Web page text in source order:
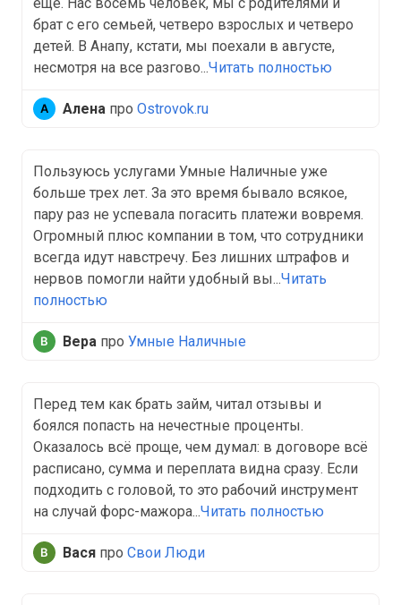
брат с его семьей, четверо взрослых и четверо
детей. В Анапу, кстати, мы поехали в августе,
несмотря на все разгово...Читать полностью
Алена про Ostrovok.ru
Пользуюсь услугами Умные Наличные уже
больше трех лет. За это время бывало всякое,
пару раз не успевала погасить платежи вовремя.
Огромный плюс компании в том, что сотрудники
всегда идут навстречу. Без лишних штрафов и
нервов помогли найти удобный вы...Читать
полностью
Вера про Умные Наличные
Перед тем как брать займ, читал отзывы и
боялся попасть на нечестные проценты.
Оказалось всё проще, чем думал: в договоре всё
расписано, сумма и переплата видна сразу. Если
подходить с головой, то это рабочий инструмент
на случай форс-мажора...Читать полностью
Вася про Свои Люди